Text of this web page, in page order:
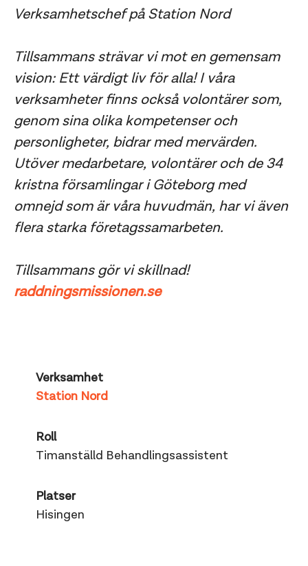
Verksamhetschef på Station Nord
Tillsammans strävar vi mot en gemensam
vision: Ett värdigt liv för alla! I våra
verksamheter finns också volontärer som,
genom sina olika kompetenser och
personligheter, bidrar med mervärden.
Utöver medarbetare, volontärer och de 34
kristna församlingar i Göteborg med
omnejd som är våra huvudmän, har vi även
flera starka företagssamarbeten.
Tillsammans gör vi skillnad!
raddningsmissionen.se
Verksamhet
Station Nord
Roll
Timanställd Behandlingsassistent
Platser
Hisingen